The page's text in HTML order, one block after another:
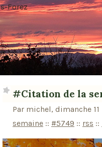
Forez
#Citation de la
Par michel, dimanche
semaine :: #5749 :: rss ::